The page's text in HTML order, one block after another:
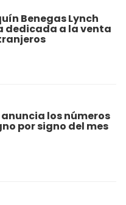
Benegas Lynch
dedicada a la venta
los números
por signo del mes